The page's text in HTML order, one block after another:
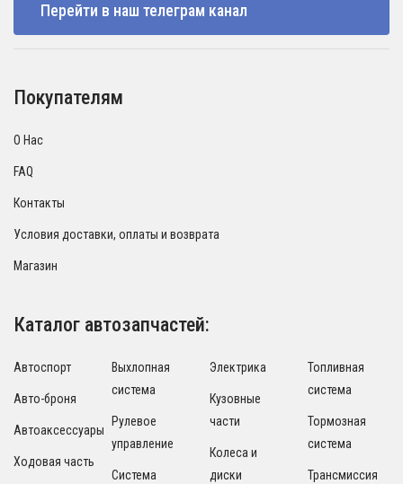
Перейти в наш телеграм канал
Покупателям
О Нас
FAQ
Контакты
Условия доставки, оплаты и возврата
Магазин
Каталог автозапчастей:
Автоспорт
Авто-броня
Автоаксессуары
Ходовая часть
Выхлопная
система
Рулевое
управление
Система
Электрика
Кузовные
части
Колеса и
диски
Топливная
система
Тормозная
система
Трансмиссия